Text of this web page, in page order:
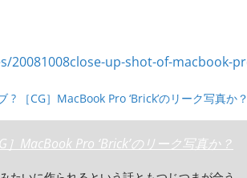
［CG］MacBook Pro ‘Brick’のリーク写真か？
］MacBook Pro ‘Brick’のリーク写真か？